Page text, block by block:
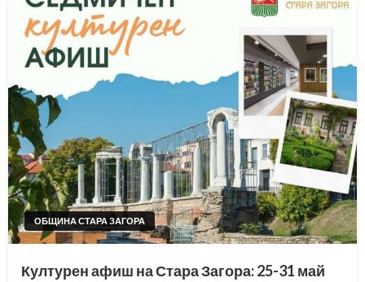
ОБЩИНА СТАРА ЗАГОРА
Културен афиш на Стара Загора: 25-31 май